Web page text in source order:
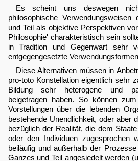
Es scheint uns deswegen
philosophische
und Teil als objektive Perspektiven
Philosophie' charakteristisch sein
in Tradition und Gegenwart sehr
entgegengesetzte
Diese Alternativen müssen in
pro-toto Konstellation eigentlich sehr
Bildung sehr heterogene und
beigetragen haben. So können
Vorstellungen über die lebenden
bestehende Unendlichkeit, oder aber
bezüglich der Realität, die dem
oder den Individuen zugesprochen
beiläufig und außerhalb der
Ganzes und Teil angesiedelt werden